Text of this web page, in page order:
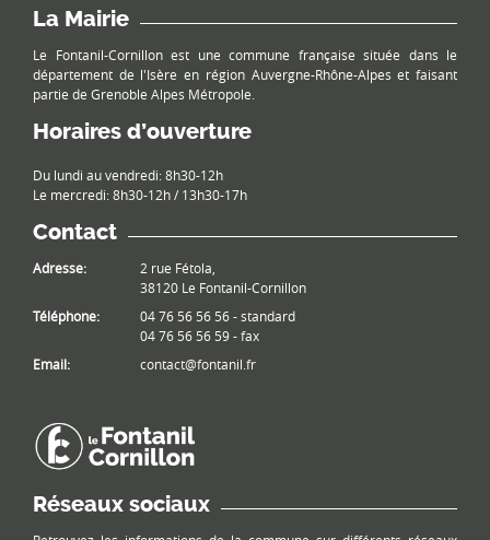
La Mairie
Le Fontanil-Cornillon est une commune française située dans le
département de l'Isère en région Auvergne-Rhône-Alpes et faisant
partie de Grenoble Alpes Métropole.
Horaires d’ouverture
Du lundi au vendredi: 8h30-12h
Le mercredi: 8h30-12h / 13h30-17h
Contact
Adresse:
2 rue Fétola,
38120 Le Fontanil-Cornillon
Téléphone:
04 76 56 56 56 - standard
04 76 56 56 59 - fax
Email:
contact@fontanil.fr
Réseaux sociaux